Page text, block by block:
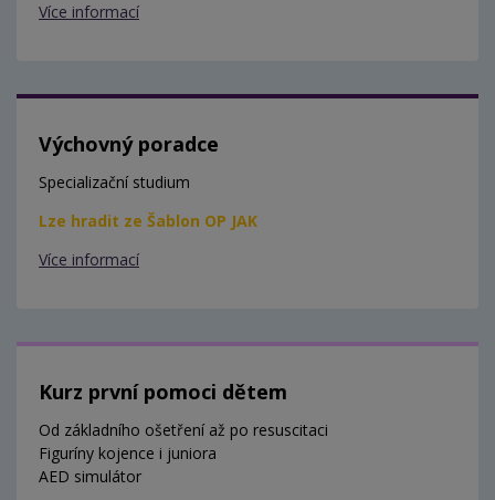
Více informací
Výchovný poradce
Specializační studium
Lze hradit ze Šablon OP JAK
Více informací
Kurz první pomoci dětem
Od základního ošetření až po resuscitaci
Figuríny kojence i juniora
AED simulátor